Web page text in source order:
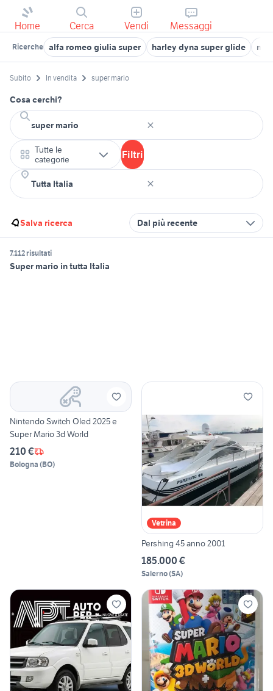
Home Cerca Vendi Messaggi
Ricerche alfa romeo giulia super harley dyna super glide
Subito In vendita super mario
Cosa cerchi?
Tutte le
categorie
Filtri
Salva ricerca Dal più recente
7.112 risultati
Super mario in tutta Italia
Nintendo Switch Oled 2025 e
Super Mario 3d World
210 €
Bologna (BO)
Vetrina
Pershing 45 anno 2001
185.000 €
Salerno(SA)